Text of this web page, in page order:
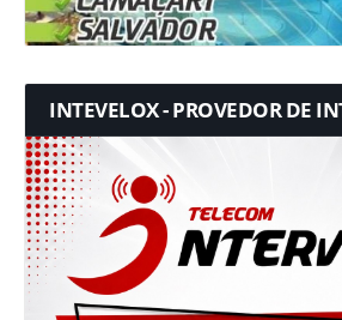
INTEVELOX - PROVEDOR DE